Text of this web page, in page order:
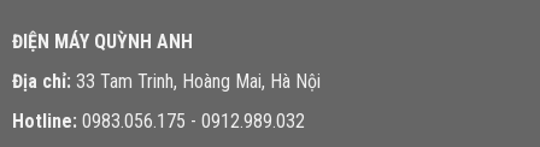
ĐIỆN MÁY QUỲNH ANH
Địa chỉ: 33 Tam Trinh, Hoàng Mai, Hà Nội
Hotline: 0983.056.175 - 0912.989.032